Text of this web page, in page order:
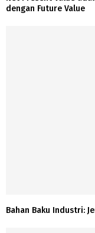
dengan Future Value
Bahan Baku Industri: